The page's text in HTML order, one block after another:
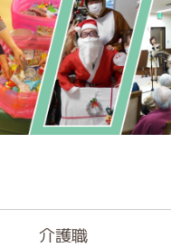
介護職